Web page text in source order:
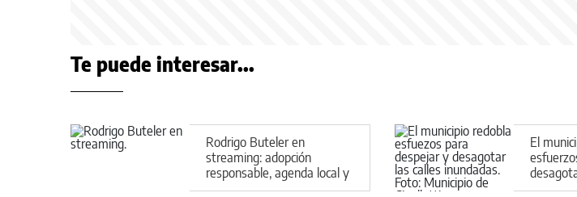
Te puede interesar...
Rodrigo Buteler en
streaming: adopción
responsable, agenda local y
nuevos anuncios en la
El